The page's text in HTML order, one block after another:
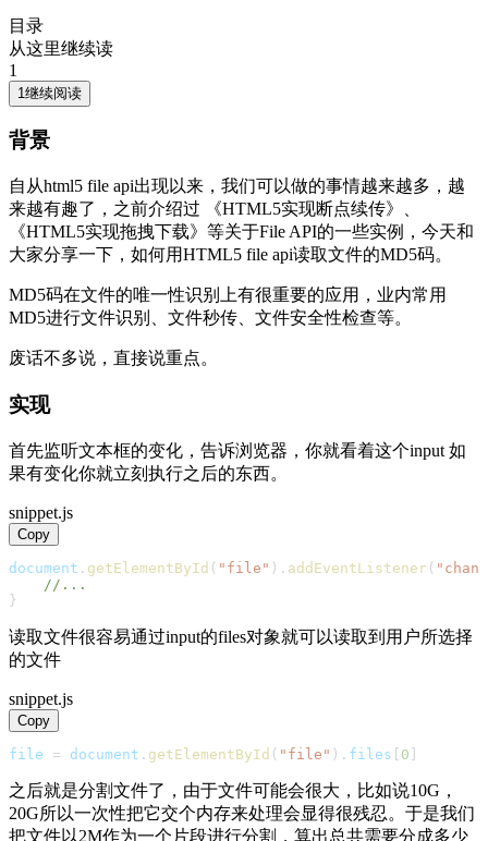
目录
从这里继续读
1
1继续阅读
背景
自从html5 file api出现以来，我们可以做的事情越来越多，越
来越有趣了，之前介绍过 《HTML5实现断点续传》、
《HTML5实现拖拽下载》等关于File API的一些实例，今天和
大家分享一下，如何用HTML5 file api读取文件的MD5码。
MD5码在文件的唯一性识别上有很重要的应用，业内常用
MD5进行文件识别、文件秒传、文件安全性检查等。
废话不多说，直接说重点。
实现
首先监听文本框的变化，告诉浏览器，你就看着这个input 如
果有变化你就立刻执行之后的东西。
snippet.js
Copy
document . getElementById ( "file" ) . addEventListener (
//...
}
读取文件很容易通过input的files对象就可以读取到用户所选择
的文件
snippet.js
Copy
file = document . getElementById ( "file" ) . files [ 0 ]
之后就是分割文件了，由于文件可能会很大，比如说10G，
20G所以一次性把它交个内存来处理会显得很残忍。于是我们
把文件以2M作为一个片段进行分割，算出总共需要分成多少